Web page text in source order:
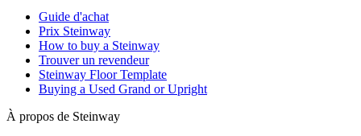
Guide d'achat
Prix Steinway
How to buy a Steinway
Trouver un revendeur
Steinway Floor Template
Buying a Used Grand or Upright
À propos de Steinway